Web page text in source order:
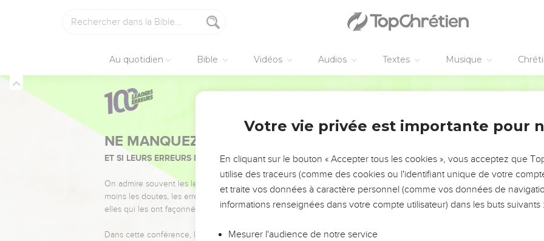
Au quotidien Bible Vidéos Audios Textes Musique
NE MANQUEZ PAS L’ÉVÉNEMENT DE L’ANNÉE !
ET SI LEURS ERREURS POUVAIENT VOUS ÉVITER LES VOTRES ?
On admire souvent les leaders pour leurs réussites, leur impact, leur foi ou leur vision. Mais on voit
moins les doutes, les erreurs et les saisons difficiles qu'ils ont traversés, alors même que ce sont
elles qui les ont façonnés.
Dans cette conférence, leaders, entrepreneurs, et responsables reviennent sur les erreurs
Votre vie privée est importante pour
En cliquant sur le bouton « Accepter tous les cookies », vous acceptez que
utilise des traceurs (comme des cookies ou l'identifiant unique de votre
et traite vos données à caractère personnel (comme vos données de
informations renseignées dans votre compte utilisateur) dans les buts suivants :
Mesurer l'audience de notre service